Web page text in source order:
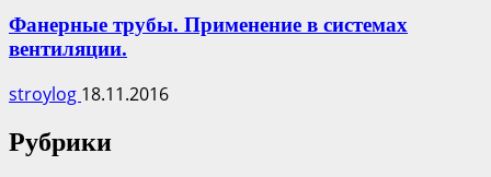
Фанерные трубы. Применение в системах
вентиляции.
stroylog 18.11.2016
Рубрики